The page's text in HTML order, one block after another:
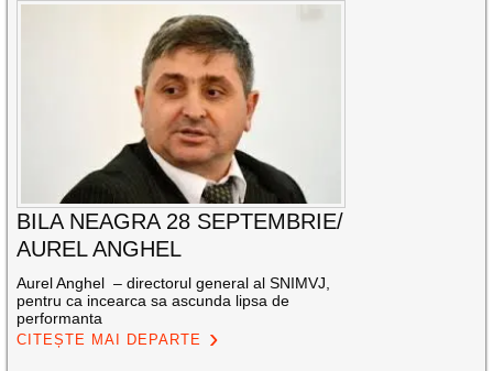
BILA NEAGRA 28 SEPTEMBRIE/
AUREL ANGHEL
Aurel Anghel – directorul general al SNIMVJ,
pentru ca incearca sa ascunda lipsa de
performanta
CITEȘTE MAI DEPARTE